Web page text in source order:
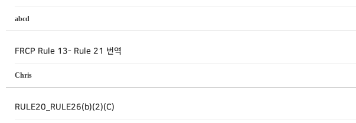
abcd
FRCP Rule 13- Rule 21 번역
Chris
RULE20_RULE26(b)(2)(C)